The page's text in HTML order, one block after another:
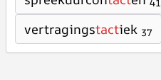
41
vertragingstactiek 37